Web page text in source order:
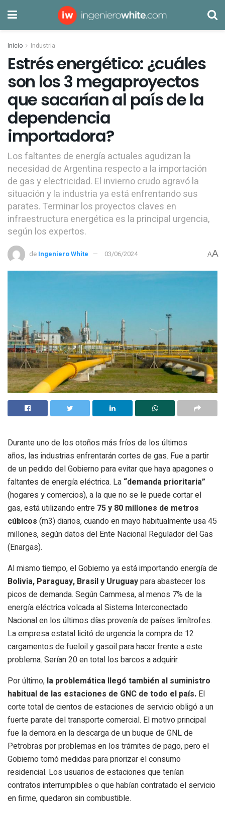
Inicio Industria
Estrés energético: ¿cuáles
son los 3 megaproyectos
que sacarían al país de la
dependencia
importadora?
Los faltantes de energía actuales agudizan la
necesidad de Argentina respecto a la importación
de gas y electricidad. El invierno crudo agravó la
situación y la industria ya está enfrentando sus
parates. Terminar los proyectos claves en
infraestructura energética es la principal urgencia,
según los expertos.
de Ingeniero White 03/06/2024 AA
Durante uno de los otoños más fríos de los últimos
años, las industrias enfrentarán cortes de gas. Fue a partir
de un pedido del Gobierno para evitar que haya apagones o
faltantes de energía eléctrica. La “demanda prioritaria”
(hogares y comercios), a la que no se le puede cortar el
gas, está utilizando entre 75 y 80 millones de metros
cúbicos (m3) diarios, cuando en mayo habitualmente usa 45
millones, según datos del Ente Nacional Regulador del Gas
(Enargas).
Al mismo tiempo, el Gobierno ya está importando energía de
Bolivia, Paraguay, Brasil y Uruguaypara abastecer los
picos de demanda. Según Cammesa, al menos 7% de la
energía eléctrica volcada al Sistema Interconectado
Nacional en los últimos días provenía de países limítrofes.
La empresa estatal licitó de urgencia la compra de 12
cargamentos de fueloil y gasoil para hacer frente a este
problema. Serían 20 en total los barcos a adquirir.
Por último, la problemática llegó también al suministro
habitual de las estaciones de GNC de todo el país. El
corte total de cientos de estaciones de servicio obligó a un
fuerte parate del transporte comercial. El motivo principal
fue la demora en la descarga de un buque de GNL de
Petrobras por problemas en los trámites de pago, pero el
Gobierno tomó medidas para priorizar el consumo
residencial. Los usuarios de estaciones que tenían
contratos interrumpibles o que habían contratado el servicio
en firme, quedaron sin combustible.